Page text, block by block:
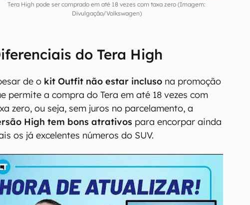
Tera High pode ser comprado em até 18 vezes com taxa zero (Imagem:
Divulgação/Volkswagen)
do Tera High
de o kit Outfit não estar incluso na promoção
permite a compra do Tera em até 18 vezes com
zero, ou seja, sem juros no parcelamento, a
High tem bons atrativos para encorpar ainda
os já excelentes números do SUV.